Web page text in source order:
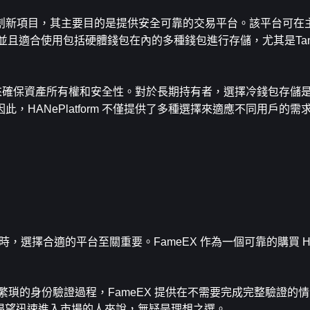
項目，其主要目的是提供安全可靠的交易平台。該平台可在
適合使用包括硬體錢包在內的多種錢包進行存儲，尤其是
保資產所有權和安全性。對於長期持有者，選擇冷錢包存儲
，HANePlatform 不僅提供了多種選擇來適應不同用戶的需
，選擇合適的平台至關重要。FameEX 作為一個可靠的購買
瑣的身份驗證過程，FameEX 提供在不需要完成完整驗證的